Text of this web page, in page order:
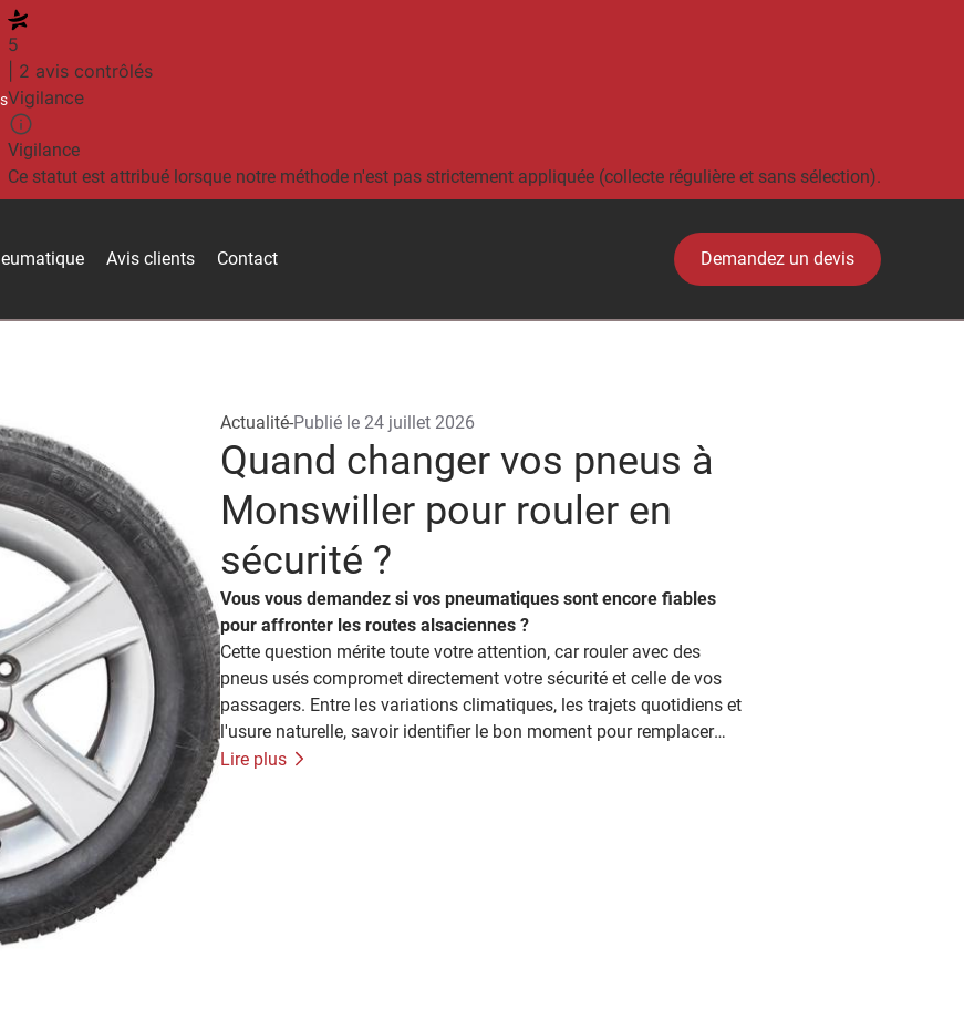
5
| 2 avis contrôlés
Vigilance
Vigilance
Ce statut est attribué lorsque notre méthode n'est pas strictement appliquée (collecte régulière et sans sélection).
Avis clients Contact Demandez un devis
Actualité-Publié le 24 juillet 2026
Quand changer vos pneus à
Monswiller pour rouler en
sécurité ?
Vous vous demandez si vos pneumatiques sont encore fiables
pour affronter les routes alsaciennes ?
Cette question mérite toute votre attention, car rouler avec des
pneus usés compromet directement votre sécurité et celle de vos
passagers. Entre les variations climatiques, les trajets quotidiens et
l'usure naturelle, savoir identifier le bon moment pour remplacer
vos pneus à Monswiller devient essentiel. Les experts de Stop
Lire plus